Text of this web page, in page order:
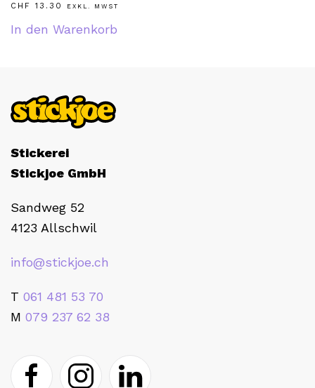
CHF 13.30 EXKL. MWST
In den Warenkorb
Stickerei
Stickjoe GmbH
Sandweg 52
4123 Allschwil
info@stickjoe.ch
T 061 481 53 70
M 079 237 62 38